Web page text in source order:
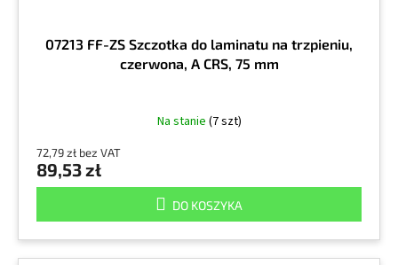
07213 FF-ZS Szczotka do laminatu na trzpieniu,
czerwona, A CRS, 75 mm
Na stanie (7 szt)
72,79 zł bez VAT
89,53 zł
DO KOSZYKA